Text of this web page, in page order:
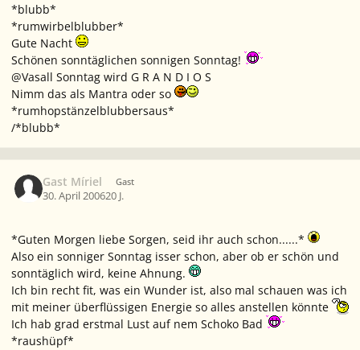
*blubb*
*rumwirbelblubber*
Gute Nacht
Schönen sonntäglichen sonnigen Sonntag!
@Vasall Sonntag wird G R A N D I O S
Nimm das als Mantra oder so
*rumhopstänzelblubbersaus*
/*blubb*
Gast Míriel Gast
30. April 200620 J.
*Guten Morgen liebe Sorgen, seid ihr auch schon......*
Also ein sonniger Sonntag isser schon, aber ob er schön und
sonntäglich wird, keine Ahnung.
Ich bin recht fit, was ein Wunder ist, also mal schauen was ich
mit meiner überflüssigen Energie so alles anstellen könnte
Ich hab grad erstmal Lust auf nem Schoko Bad
*raushüpf*